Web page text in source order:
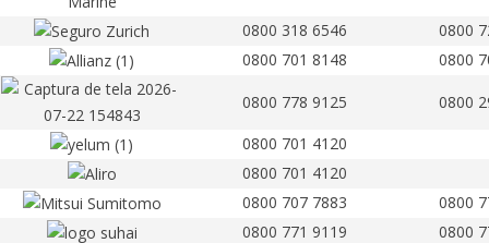
0800 318 6546
0800
0800 701 8148
0800
0800 778 9125
0800
0800 701 4120
0800 701 4120
0800 707 7883
0800
0800 771 9119
0800